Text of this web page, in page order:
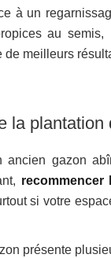
à un
au semis,
de meilleurs
la plantation
ancien gazon
si votre
présente